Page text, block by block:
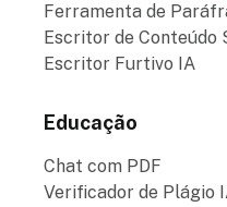
Ferramenta de
Escritor de Conteúdo
Escritor Furtivo IA
Educação
Chat com PDF
Verificador de Plágio